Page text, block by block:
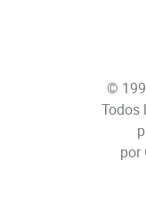
©
Todos
por